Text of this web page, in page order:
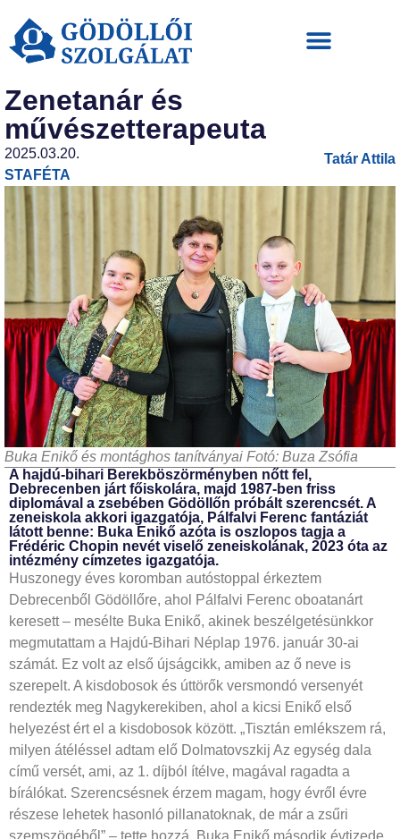
Zenetanár és
művészetterapeuta
2025.03.20.
STAFÉTA
Tatár Attila
Buka Enikő és montághos tanítványai Fotó: Buza Zsófia
A hajdú-bihari Berekböszörményben nőtt fel,
Debrecenben járt főiskolára, majd 1987-ben friss
diplomával a zsebében Gödöllőn próbált szerencsét. A
zeneiskola akkori igazgatója, Pálfalvi Ferenc fantáziát
látott benne: Buka Enikő azóta is oszlopos tagja a
Frédéric Chopin nevét viselő zeneiskolának, 2023 óta az
intézmény címzetes igazgatója.
Huszonegy éves koromban autóstoppal érkeztem
Debrecenből Gödöllőre, ahol Pálfalvi Ferenc oboatanárt
keresett – mesélte Buka Enikő, akinek beszélgetésünkkor
megmutattam a Hajdú-Bihari Néplap 1976. január 30-ai
számát. Ez volt az első újságcikk, amiben az ő neve is
szerepelt. A kisdobosok és úttörők versmondó versenyét
rendezték meg Nagykerekiben, ahol a kicsi Enikő első
helyezést ért el a kisdobosok között. „Tisztán emlékszem rá,
milyen átéléssel adtam elő Dolmatovszkij Az egység dala
című versét, ami, az 1. díjból ítélve, magával ragadta a
bírálókat. Szerencsésnek érzem magam, hogy évről évre
részese lehetek hasonló pillanatoknak, de már a zsűri
szemszögéből” – tette hozzá. Buka Enikő második évtizede